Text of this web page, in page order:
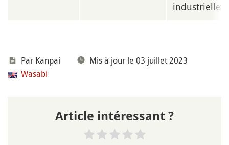
industrielle
Par Kanpai
Mis à jour le 03 juillet 2023
Wasabi
Article intéressant ?